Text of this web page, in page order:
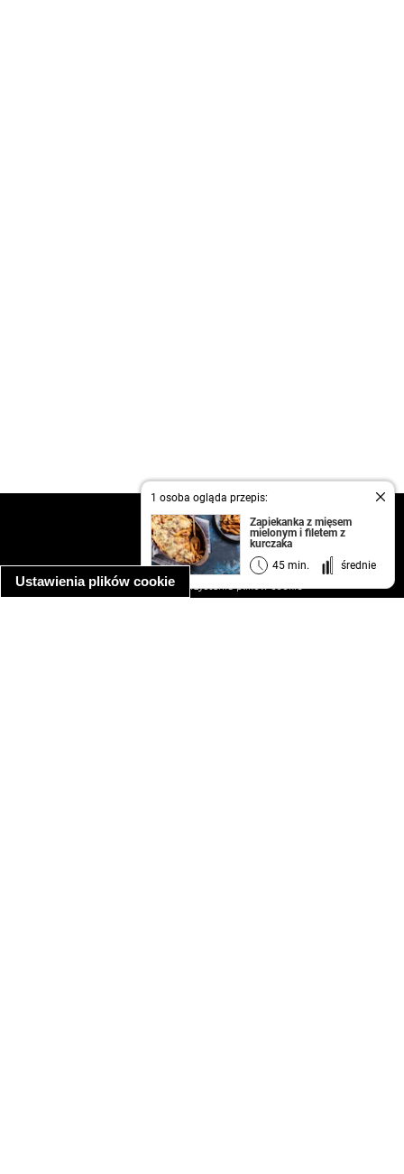
Ustawienia plików cookie
1 osoba ogląda przepis:
Zapiekanka z mięsem
mielonym i filetem z
kurczaka
45 min.
średnie
kontakt
regulamin
informacja o prywatności
informacja o wykorzystaniu plików cookie